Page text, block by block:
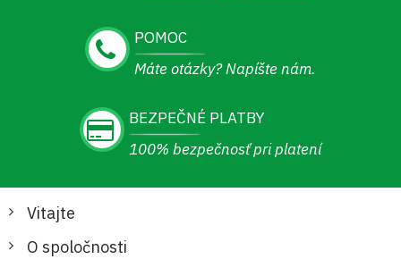
POMOC
Máte otázky? Napíšte nám.
BEZPEČNÉ PLATBY
100% bezpečnosť pri platení
Vitajte
O spoločnosti